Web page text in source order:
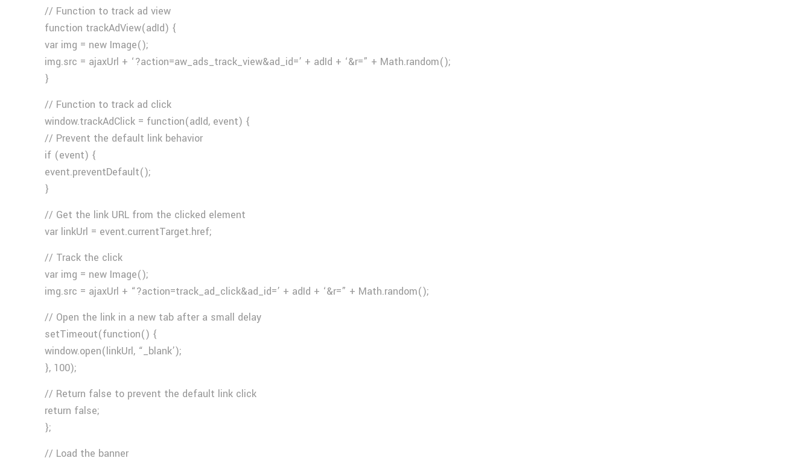
// Function to track ad view
function trackAdView(adId) {
var img = new Image();
img.src = ajaxUrl + ‘?action=aw_ads_track_view&ad_id=’ + adId + ‘&r=” + Math.random();
}
// Function to track ad click
window.trackAdClick = function(adId, event) {
// Prevent the default link behavior
if (event) {
event.preventDefault();
}
// Get the link URL from the clicked element
var linkUrl = event.currentTarget.href;
// Track the click
var img = new Image();
img.src = ajaxUrl + “?action=track_ad_click&ad_id=’ + adId + ‘&r=” + Math.random();
// Open the link in a new tab after a small delay
setTimeout(function() {
window.open(linkUrl, “_blank’);
}, 100);
// Return false to prevent the default link click
return false;
};
// Load the banner